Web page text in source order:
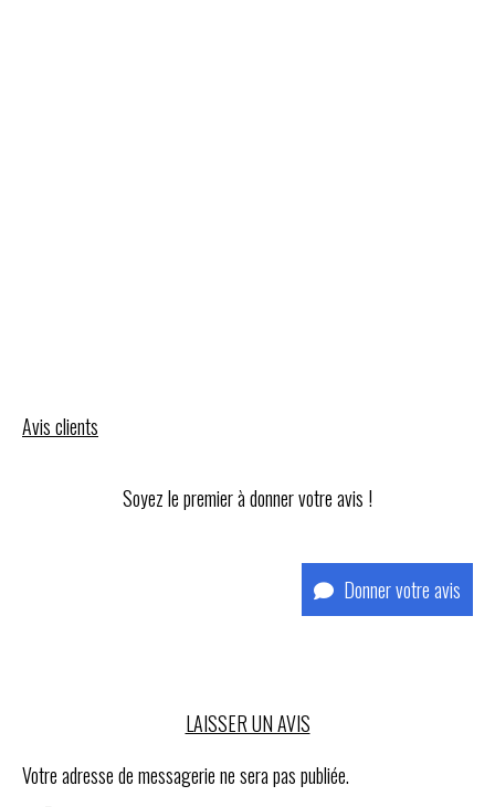
Avis clients
Soyez le premier à donner votre avis !
Donner votre avis
LAISSER UN AVIS
Votre adresse de messagerie ne sera pas publiée.